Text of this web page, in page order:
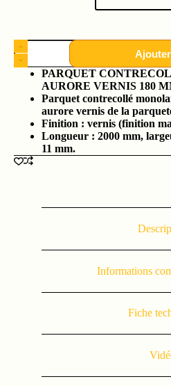
PARQUET
AURORE VERNIS 180
Parquet contrecollé
aurore vernis de la
Finition : vernis (finition
Longueur : 2000 mm,
11 mm.
Informations
Fiche